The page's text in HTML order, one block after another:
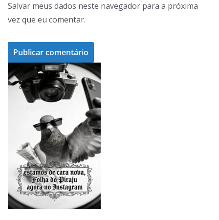
Salvar meus dados neste navegador para a próxima
vez que eu comentar.